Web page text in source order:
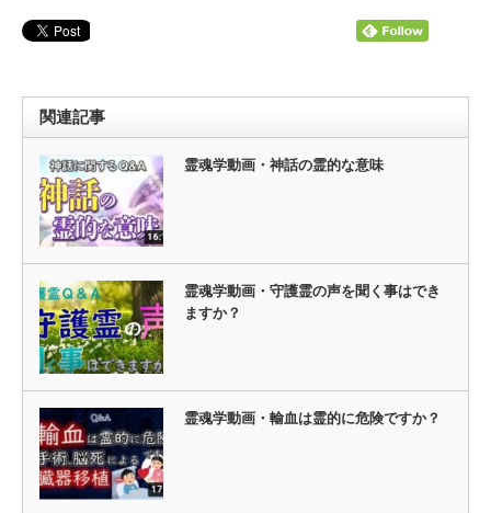
関連記事
霊魂学動画・神話の霊的な意味
霊魂学動画・守護霊の声を聞く事はでき
ますか？
霊魂学動画・輸血は霊的に危険ですか？